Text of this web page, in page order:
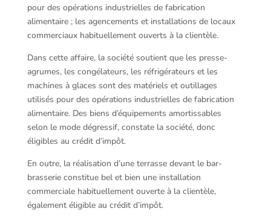
pour des opérations industrielles de fabrication
alimentaire ; les agencements et installations de locaux
commerciaux habituellement ouverts à la clientèle.
Dans cette affaire, la société soutient que les presse-
agrumes, les congélateurs, les réfrigérateurs et les
machines à glaces sont des matériels et outillages
utilisés pour des opérations industrielles de fabrication
alimentaire. Des biens d’équipements amortissables
selon le mode dégressif, constate la société, donc
éligibles au crédit d’impôt.
En outre, la réalisation d’une terrasse devant le bar-
brasserie constitue bel et bien une installation
commerciale habituellement ouverte à la clientèle,
également éligible au crédit d’impôt.